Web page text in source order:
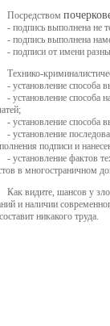
Посредством
- подпись выполнена не
- подпись выполнена
- подписи от имени
Технико-
- установление способа
- установление способа
- установление способа
- установление
подписи и
- установление фактов
в многостраничном
Как видите, шансов у
и наличии
никакого труда.